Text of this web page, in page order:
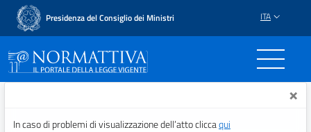
Presidenza del Consiglio dei Ministri ITA
Normattiva - Il portale ×
In caso di problemi di visualizzazione dell’atto cliccaqui